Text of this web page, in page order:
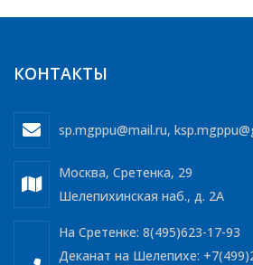
КОНТАКТЫ
sp.mgppu@mail.ru,
Москва, Сретенка, 29
Шелепихинская наб., д. 2А
На Сретенке: 8(495)623-17-93
Деканат на Шелепихе: